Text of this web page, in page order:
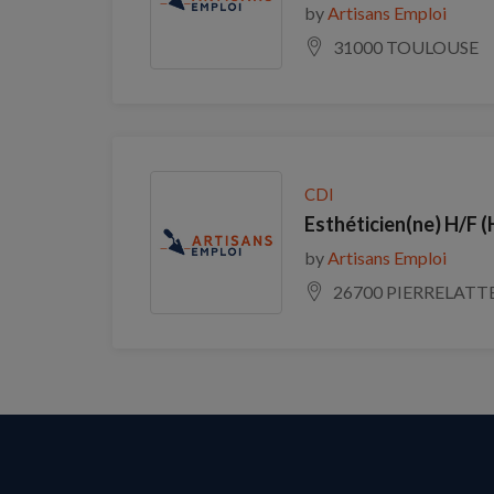
by Artisans Emploi
31000 TOULOUSE
CDI
Esthéticien(ne) H/F
by Artisans Emploi
26700